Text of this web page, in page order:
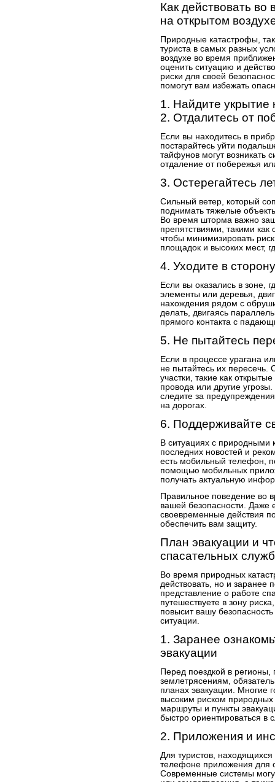
Как действовать
на открытом
Природные катастрофы,
туриста в самых разных
воздухе во время
оценить ситуацию и
риски для своей
помогут вам избежать
1. Найдите укрытие
2. Отдалитесь от
Если вы находитесь в
постарайтесь уйти
тайфунов могут возникать
отдаление от побережья
3. Остерегайтесь
Сильный ветер, который
поднимать тяжелые
Во время шторма важно
препятствиями, такими
чтобы минимизировать
площадок и высоких мест,
4. Уходите в
Если вы оказались в зоне,
элементы или деревья,
нахождения рядом с
делать, двигаясь
прямого контакта с
5. Не пытайтесь
Если в процессе урагана
не пытайтесь их пересечь.
участки, такие как
провода или другие
следите за
на дорогах.
6. Поддерживайте
В ситуациях с природными
последних новостей и
есть мобильный телефон,
помощью мобильных
получать актуальную
Правильное поведение во
вашей безопасности. Даже
своевременные действия
обеспечить вам защиту.
План эвакуации и
спасательных
Во время природных
действовать, но и заранее
представление о работе
путешествуете в зону
повысит вашу
ситуации.
1. Заранее
эвакуации
Перед поездкой в
землетрясениям,
планах эвакуации. Многие
высоким риском
маршруты и пункты
быстро ориентироваться в
2. Приложения и
Для туристов, находящихся
телефоне приложения для
Современные системы